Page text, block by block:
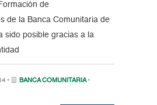
de
de la Banca Comunitaria de
sido posible gracias a la
• BANCA COMUNITARIA •